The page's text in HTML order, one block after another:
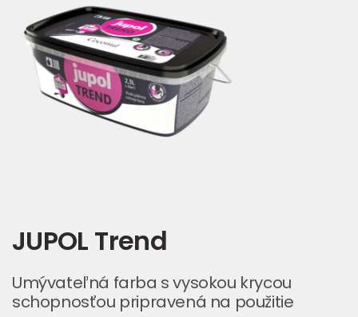
JUPOL Trend
Umývateľná farba s vysokou krycou
schopnosťou pripravená na použitie